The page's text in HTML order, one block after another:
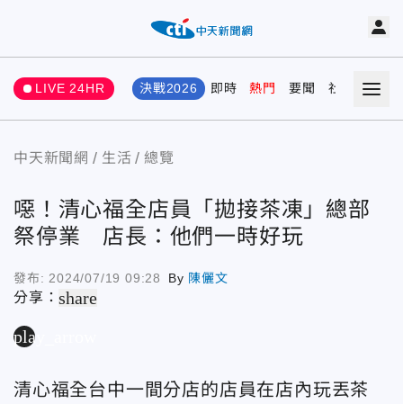
LIVE 24HR 決戰2026 即時 熱門 要聞 社會 娛樂
中天新聞網 生活 總覽
噁！清心福全店員「拋接茶凍」總部
祭停業 店長：他們一時好玩
發布: 2024/07/19 09:28 By 陳儷文
分享：share
play_arrow
清心福全台中一間分店的店員在店內玩丟茶